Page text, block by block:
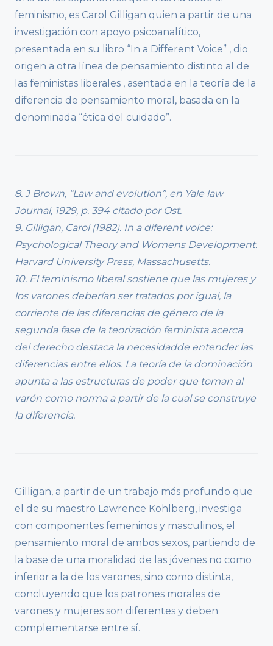
feminismo, es Carol Gilligan quien a partir de una
investigación con apoyo psicoanalítico,
presentada en su libro “In a Different Voice” , dio
origen a otra línea de pensamiento distinto al de
las feministas liberales , asentada en la teoría de la
diferencia de pensamiento moral, basada en la
denominada “ética del cuidado”.
8. J Brown, “Law and evolution”, en Yale law
Journal, 1929, p. 394 citado por Ost.
9. Gilligan, Carol (1982). In a diferent voice:
Psychological Theory and Womens Development.
Harvard University Press, Massachusetts.
10. El feminismo liberal sostiene que las mujeres y
los varones deberían ser tratados por igual, la
corriente de las diferencias de género de la
segunda fase de la teorización feminista acerca
del derecho destaca la necesidadde entender las
diferencias entre ellos. La teoría de la dominación
apunta a las estructuras de poder que toman al
varón como norma a partir de la cual se construye
la diferencia.
Gilligan, a partir de un trabajo más profundo que
el de su maestro Lawrence Kohlberg, investiga
con componentes femeninos y masculinos, el
pensamiento moral de ambos sexos, partiendo de
la base de una moralidad de las jóvenes no como
inferior a la de los varones, sino como distinta,
concluyendo que los patrones morales de
varones y mujeres son diferentes y deben
complementarse entre sí.